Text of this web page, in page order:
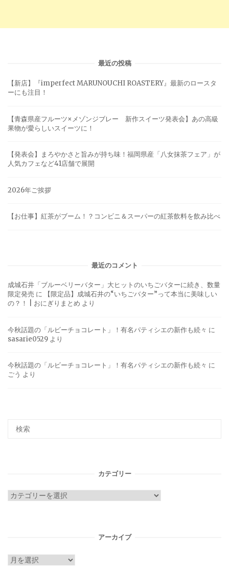
最近の投稿
【新店】『imperfect MARUNOUCHI ROASTERY』最新のロースタ
ーにも注目！
【青森県産フルーツ×メゾンジブレー 新作スイーツ発表会】あの高級
果物が愛らしいスイーツに！
【発表会】まろやかさと旨みが持ち味！福岡県産「八女抹茶フェア」が
人気カフェなど41店舗で展開
2026年ご挨拶
【お仕事】紅茶がブーム！？コンビニ＆スーパーの紅茶飲料を飲み比べ
最近のコメント
成城石井「ブルーベリーバター」大ヒットのいちごバターに続き、数量
限定発売 に
【限定品】成城石井の“いちごバター”って本当に美味しい
の？！ | おにぎりまとめ より
今秋話題の「ルビーチョコレート」！有名パティシエの新作も続々 に
sasarie0529 より
今秋話題の「ルビーチョコレート」！有名パティシエの新作も続々 に
ごう より
カテゴリー
カ
アーカイブ
ア